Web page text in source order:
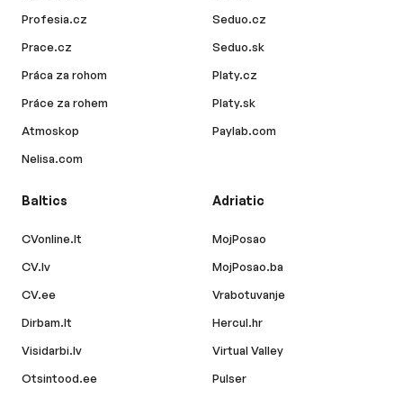
Profesia.cz
Prace.cz
Práca za rohom
Práce za rohem
Atmoskop
Nelisa.com
Seduo.cz
Seduo.sk
Platy.cz
Platy.sk
Paylab.com
Baltics
CVonline.lt
CV.lv
CV.ee
Dirbam.lt
Visidarbi.lv
Otsintood.ee
Adriatic
MojPosao
MojPosao.ba
Vrabotuvanje
Hercul.hr
Virtual Valley
Pulser